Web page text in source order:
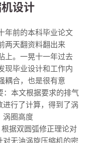
设计
年前的本科毕业论文
两天翻资料翻出来
上。一晃十一年过去
现毕业设计和工作内
耦合，也是很有意
：本文根据要求的排气
行了计算，得到了涡
圈高度
据双圆弧修正理论对
无油涡旋压缩机的密